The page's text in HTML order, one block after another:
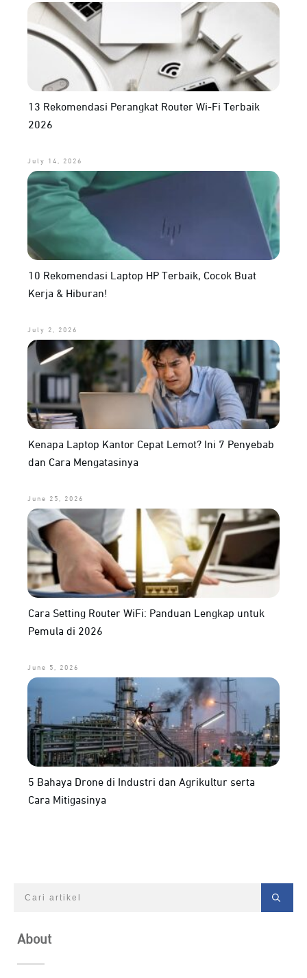
13 Rekomendasi Perangkat Router Wi-Fi Terbaik
2026
July 14, 2026
10 Rekomendasi Laptop HP Terbaik, Cocok Buat
Kerja & Hiburan!
July 2, 2026
Kenapa Laptop Kantor Cepat Lemot? Ini 7 Penyebab
dan Cara Mengatasinya
June 25, 2026
Cara Setting Router WiFi: Panduan Lengkap untuk
Pemula di 2026
June 5, 2026
5 Bahaya Drone di Industri dan Agrikultur serta
Cara Mitigasinya
About